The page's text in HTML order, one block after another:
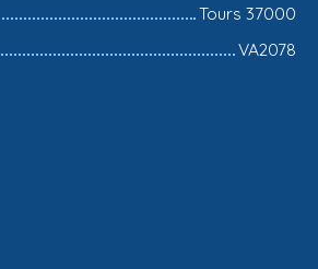
Tours 37000
VA2078